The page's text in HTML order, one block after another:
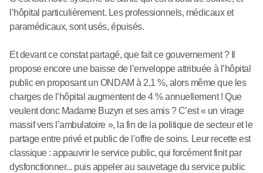
l’hôpital particulièrement. Les professionnels, médicaux et
paramédicaux, sont usés, épuisés.
Et devant ce constat partagé, que fait ce gouvernement ? Il
propose encore une baisse de l’enveloppe attribuée à l’hôpital
public en proposant un ONDAM à 2,1 %, alors même que les
charges de l’hôpital augmentent de 4 % annuellement ! Que
veulent donc Madame Buzyn et ses amis ? C’est « un virage
massif vers l’ambulatoire », la fin de la politique de secteur et le
partage entre privé et public de l’offre de soins. Leur recette est
classique : appauvrir le service public, qui forcément finit par
dysfonctionner... puis appeler au sauvetage du service public